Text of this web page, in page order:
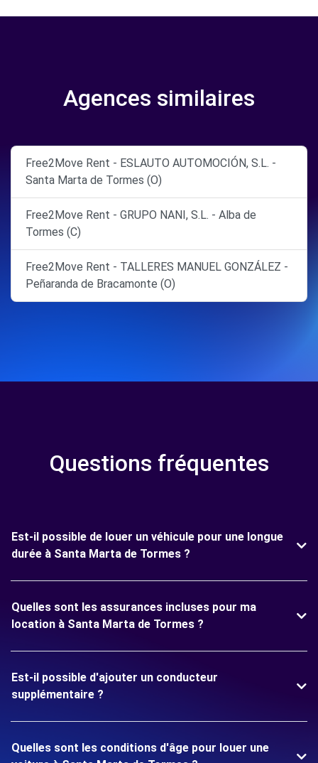
Agences similaires
Free2Move Rent - ESLAUTO AUTOMOCIÓN, S.L. -
Santa Marta de Tormes (O)
Free2Move Rent - GRUPO NANI, S.L. - Alba de
Tormes (C)
Free2Move Rent - TALLERES MANUEL GONZÁLEZ -
Peñaranda de Bracamonte (O)
Questions fréquentes
Est-il possible de louer un véhicule pour une longue
durée à Santa Marta de Tormes ?
Quelles sont les assurances incluses pour ma
location à Santa Marta de Tormes ?
Est-il possible d'ajouter un conducteur
supplémentaire ?
Quelles sont les conditions d'âge pour louer une